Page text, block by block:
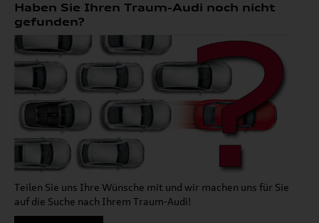
Haben Sie Ihren Traum-Audi noch nicht
gefunden?
Teilen Sie uns Ihre Wünsche mit und wir machen uns für Sie
auf die Suche nach Ihrem Traum-Audi!